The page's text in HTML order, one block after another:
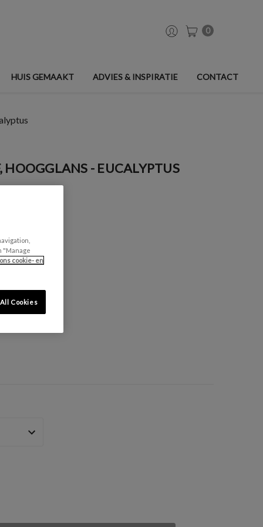
0
HUIS GEMAAKT ADVIES & INSPIRATIE CONTACT
HOOGGLANS - EUCALYPTUS
"Manage
cookie- en
Cookies